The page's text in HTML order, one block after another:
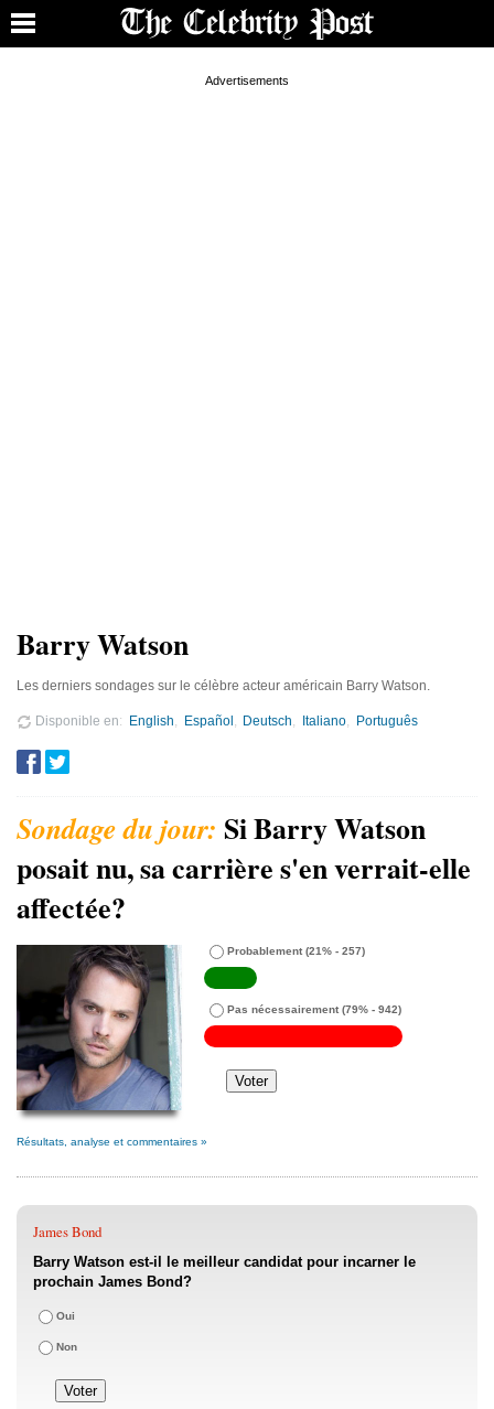
Barry Watson
Les derniers sondages sur le célèbre acteur américain Barry Watson.
Disponible en English Español Deutsch Italiano Português
Si Barry Watson
posait nu, sa carrière s'en verrait-elle
affectée?
Probablement (21% - 257)
Pas nécessairement (79% - 942)
Résultats, analyse et commentaires »
James Bond
Barry Watson est-il le meilleur candidat pour incarner le
prochain James Bond?
Oui
Non